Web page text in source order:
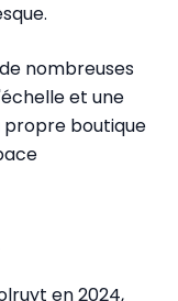
nombreuses
et une
propre boutique
en 2024,